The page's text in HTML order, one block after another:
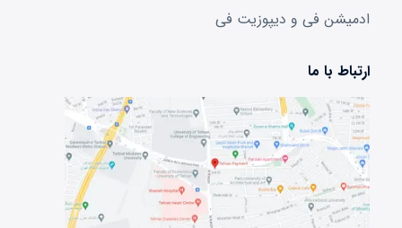
ادمیشن فی و دیپوزیت فی
ارتباط با ما